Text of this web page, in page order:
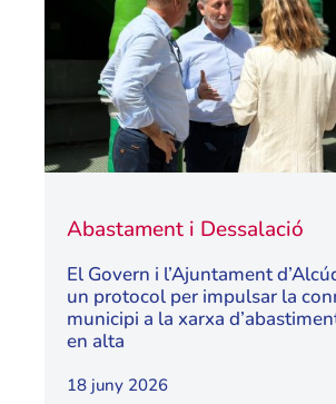
Abastament i Dessalació
El Govern i l’Ajuntament
un protocol per impulsar la
municipi a la xarxa
en alta
18 juny 2026